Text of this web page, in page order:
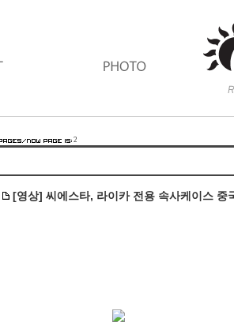
2
[영상] 씨에스타, 라이카 전용 속사케이스 중